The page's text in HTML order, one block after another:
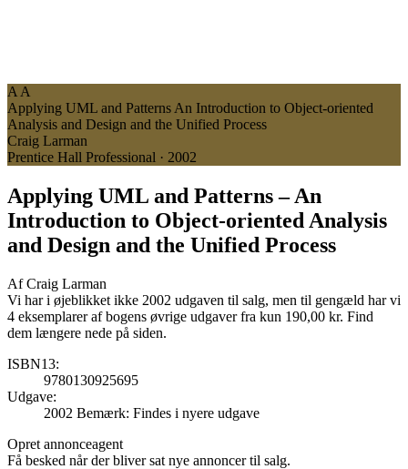
A A
Applying UML and Patterns An Introduction to Object-oriented
Analysis and Design and the Unified Process
Craig Larman
Prentice Hall Professional · 2002
Applying UML and Patterns– An
Introduction to Object-oriented Analysis
and Design and the Unified Process
AfCraig Larman
Vi har i øjeblikket ikke 2002 udgaven til salg, men til gengæld har vi
4 eksemplarer af bogens øvrige udgaver fra kun 190,00 kr. Find
dem længere nede på siden.
ISBN13:
9780130925695
Udgave:
2002 Bemærk: Findes i nyere udgave
Opret annonceagent
Få besked når der bliver sat nye annoncer til salg.